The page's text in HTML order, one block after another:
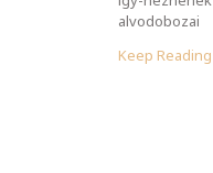
alvodobozai
Keep